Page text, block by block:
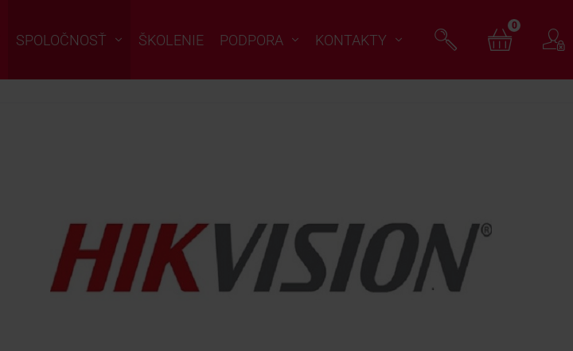
SPOLOČNOSŤ ŠKOLENIE PODPORA KONTAKTY
0